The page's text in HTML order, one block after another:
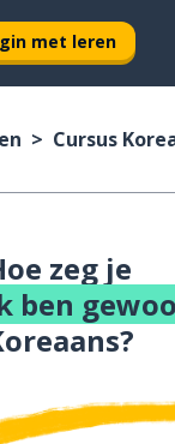
met leren
Cursus
zeg je
ben